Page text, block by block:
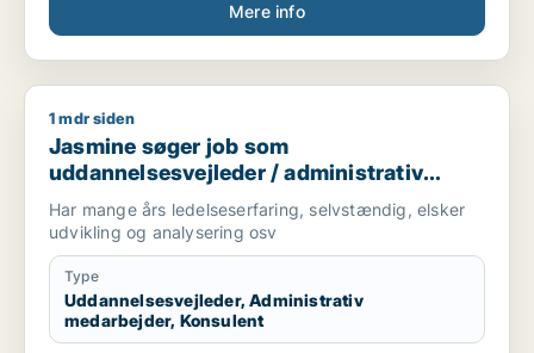
Mere info
Jasmine søger job som uddannelsesvejleder / administrativ
1 mdr siden
Jasmine søger job som
uddannelsesvejleder / administrativ
medarbejder / konsulent
Har mange års ledelseserfaring, selvstændig, elsker
udvikling og analysering osv
Type
Uddannelsesvejleder, Administrativ
medarbejder, Konsulent